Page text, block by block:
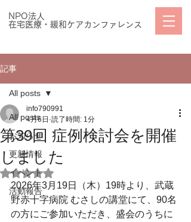
NPO法人
在宅医療・緩和ケアカンファレンス
記事
All posts
お知らせ
更新情報
イベント
活動報告
All posts
第39回 症例検討会を開催
しました
info790991
4月6日 読了時間: 1分
5つ星のうちNaNと評価されています。
2026年3月19日（木）19時より、武蔵
野赤十字病院 むさしの講堂にて、90名
の方にご参加いただき、盛会のうちに